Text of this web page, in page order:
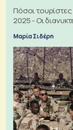
Πόσοι
2025 - Οι
Μαρία Σιδέρη